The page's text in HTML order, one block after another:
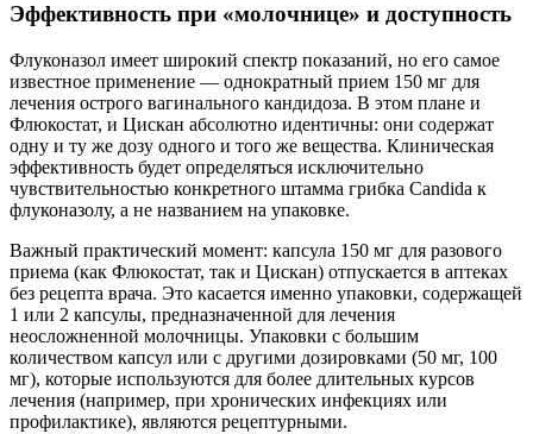
Эффективность при «молочнице» и доступность
Флуконазол имеет широкий спектр показаний, но его самое
известное применение — однократный прием 150 мг для
лечения острого вагинального кандидоза. В этом плане и
Флюкостат, и Цискан абсолютно идентичны: они содержат
одну и ту же дозу одного и того же вещества. Клиническая
эффективность будет определяться исключительно
чувствительностью конкретного штамма грибка Candida к
флуконазолу, а не названием на упаковке.
Важный практический момент: капсула 150 мг для разового
приема (как Флюкостат, так и Цискан) отпускается в аптеках
без рецепта врача. Это касается именно упаковки, содержащей
1 или 2 капсулы, предназначенной для лечения
неосложненной молочницы. Упаковки с большим
количеством капсул или с другими дозировками (50 мг, 100
мг), которые используются для более длительных курсов
лечения (например, при хронических инфекциях или
профилактике), являются рецептурными.